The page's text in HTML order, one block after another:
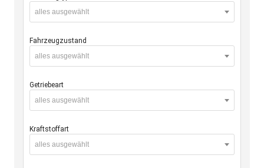
alles ausgewählt
Fahrzeugzustand
alles ausgewählt
Getriebeart
alles ausgewählt
Kraftstoffart
alles ausgewählt